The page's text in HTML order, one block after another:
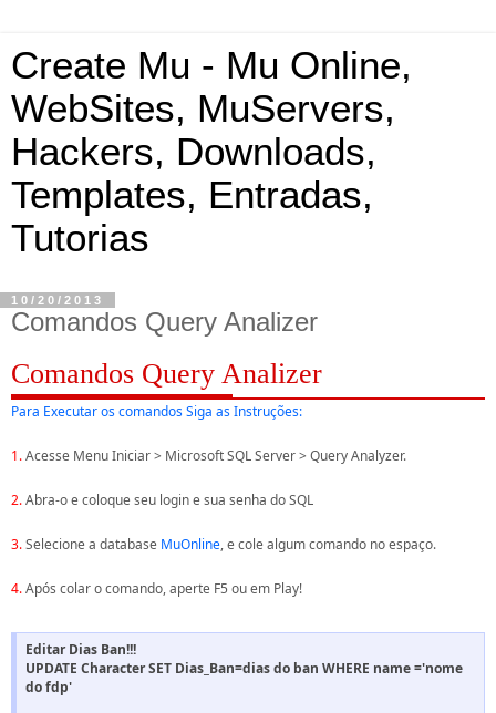
Create Mu - Mu Online,
WebSites, MuServers,
Hackers, Downloads,
Templates, Entradas,
Tutorias
10/20/2013
Comandos Query Analizer
Comandos Query Analizer
Para Executar os comandos Siga as Instruções:
1.Acesse Menu Iniciar > Microsoft SQL Server > Query Analyzer.
2.Abra-o e coloque seu login e sua senha do SQL
3.Selecione a database MuOnline, e cole algum comando no espaço.
4.Após colar o comando, aperte F5 ou em Play!
Editar Dias Ban!!!
UPDATE Character SET Dias_Ban=dias do ban WHERE name ='nome
do fdp'